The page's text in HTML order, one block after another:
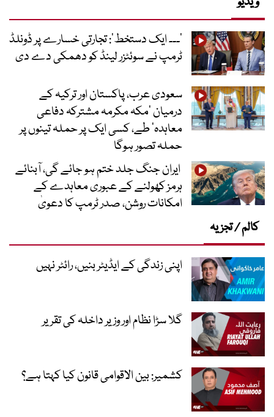
’۔۔۔ ایک دستخط‘: تجارتی خسارے پر ڈونلڈ
ٹرمپ نے سوئٹزر لینڈ کو دھمکی دے دی
سعودی عرب، پاکستان اور ترکیہ کے
درمیان ’مکہ مکرمہ مشترکہ دفاعی
معاہدہ‘ طے، کسی ایک پر حملہ تینوں پر
حملہ تصور ہوگا
ایران جنگ جلد ختم ہو جائے گی، آبنائے
ہرمز کھولنے کے عبوری معاہدے کے
امکانات روشن، صدر ٹرمپ کا دعویٰ
کالم / تجزیہ
اپنی زندگی کے ایڈیٹر بنیں، رائٹر نہیں
گلا سڑا نظام اور وزیر داخلہ کی تقریر
کشمیر: بین الاقوامی قانون کیا کہتا ہے؟